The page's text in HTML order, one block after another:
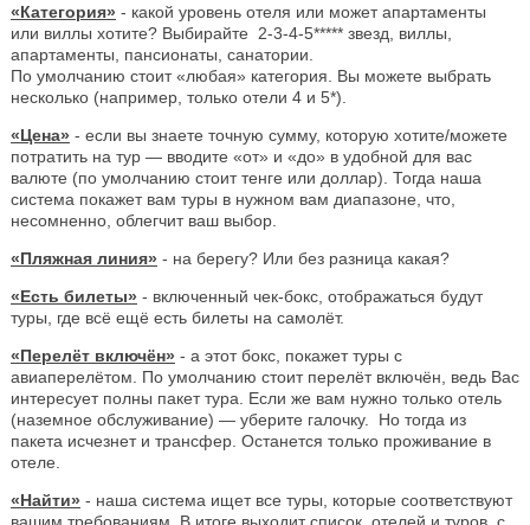
«Категория» - какой уровень отеля или может апартаменты
или виллы хотите? Выбирайте 2-3-4-5***** звезд, виллы,
апартаменты, пансионаты, санатории.
По умолчанию стоит «любая» категория. Вы можете выбрать
несколько (например, только отели 4 и 5*).
«Цена» - если вы знаете точную сумму, которую хотите/можете
потратить на тур — вводите «от» и «до» в удобной для вас
валюте (по умолчанию стоит тенге или доллар). Тогда наша
система покажет вам туры в нужном вам диапазоне, что,
несомненно, облегчит ваш выбор.
«Пляжная линия» - на берегу? Или без разница какая?
«Есть билеты» - включенный чек-бокс, отображаться будут
туры, где всё ещё есть билеты на самолёт.
«Перелёт включён» - а этот бокс, покажет туры с
авиаперелётом. По умолчанию стоит перелёт включён, ведь Вас
интересует полны пакет тура. Если же вам нужно только отель
(наземное обслуживание) — уберите галочку. Но тогда из
пакета исчезнет и трансфер. Останется только проживание в
отеле.
«Найти» - наша система ищет все туры, которые соответствуют